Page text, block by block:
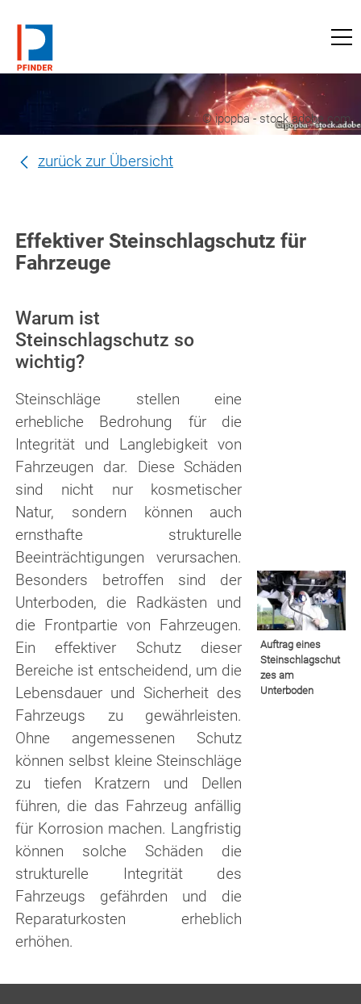
© ipopba - stock.adobe.com
zurück zur Übersicht
Effektiver Steinschlagschutz für
Fahrzeuge
Warum ist
Steinschlagschutz so
wichtig?
Steinschläge stellen eine
erhebliche Bedrohung für die
Integrität und Langlebigkeit von
Fahrzeugen dar. Diese Schäden
sind nicht nur kosmetischer
Natur, sondern können auch
ernsthafte strukturelle
Beeinträchtigungen verursachen.
Besonders betroffen sind der
Unterboden, die Radkästen und
die Frontpartie von Fahrzeugen.
Ein effektiver Schutz dieser
Bereiche ist entscheidend, um die
Lebensdauer und Sicherheit des
Fahrzeugs zu gewährleisten.
Ohne angemessenen Schutz
können selbst kleine Steinschläge
zu tiefen Kratzern und Dellen
führen, die das Fahrzeug anfällig
für Korrosion machen. Langfristig
können solche Schäden die
strukturelle Integrität des
Fahrzeugs gefährden und die
Reparaturkosten erheblich
erhöhen.
Auftrag eines
Steinschlagschut
zes am
Unterboden